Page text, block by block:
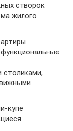
створок
жилого
столиками,
купе